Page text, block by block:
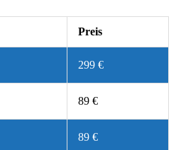
Preis
299 €
89 €
89 €